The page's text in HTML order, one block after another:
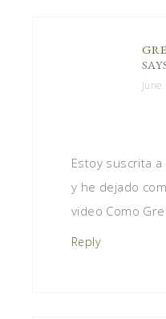
Estoy suscrita
y he dejado
video Como
Reply